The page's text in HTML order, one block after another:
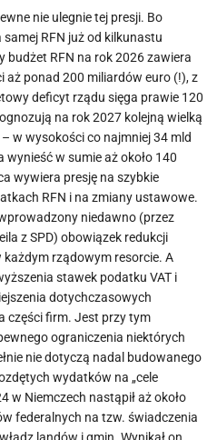
nie ulegnie tej presji. Bo
RFN już od kilkunastu
budżet RFN na rok 2026 zawiera
aż ponad 200 miliardów euro (!), z
deficyt rządu sięga prawie 120
na rok 2027 kolejną wielką
w wysokości co najmniej 34 mld
w sumie aż około 140
wywiera presję na szybkie
RFN i na zmiany ustawowe.
niedawno (przez
z SPD) obowiązek redukcji
rządowym resorcie. A
stawek podatku VAT i
dotychczasowych
części firm. Jest przy tym
ograniczenia niektórych
nie dotyczą nadal budowanego
wydatków na „cele
w Niemczech nastąpił aż około
federalnych na tzw. świadczenia